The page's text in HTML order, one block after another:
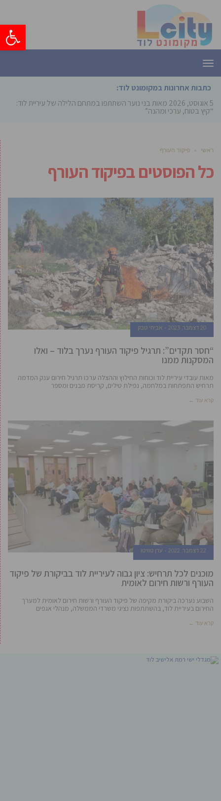
פתח
תפריט
כתבות אחרונות במקומונט לוד:
5 אוגוסט, 2026
מאות בני נוער השתתפו במתחם הלילה של עיריית לוד:
“קיץ בטוח, ערכי ומהנה”
ראשי » פיקוד העורף
כל הפוסטים בפיקוד העורף
20 דצמבר, 2023 אביחי טבק
“חסר תקדים”: תרגיל פיקוד העורף נערך בלוד – ואלו
המסקנות ממנו
מאות עובדי עיריית לוד וכוחות החילוץ וההצלה ערכו תרגיל חירום ענק המדמה
תרחיש התפתחות במלחמה, נפילת טילים, קריסת מבנים ומספר
קרא עוד ←
22 דצמבר, 2022 ערן טוויטו
מוכנים לכל תרחיש: ציון גבוה לעיריית לוד בביקורת של פיקוד
העורף ורשות חירום לאומית
השבוע נערכה ביקורת מקיפה של פיקוד העורף ורשות חירום לאומית למערך
החירום בעיריית לוד, בהשתתפות נציגי משרדי הממשלה, מנהלי אגפים
קרא עוד ←